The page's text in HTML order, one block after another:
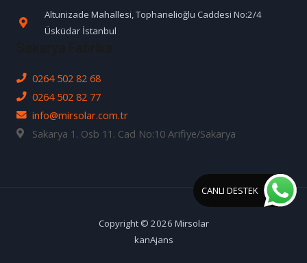
Altunizade Mahallesi, Tophanelioğlu Caddesi No:2/4
Üsküdar İstanbul
0264 502 82 68
0264 502 82 77
info@mirsolar.com.tr
Sakarya 1. Osb 11. Cad No:10 Arifiye/Sakarya
Copyright © 2026 Mirsolar
kanAjans
CANLI DESTEK